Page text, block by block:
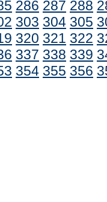
286 287 288
303 304 305
320 321 322
337 338 339
354 355 356